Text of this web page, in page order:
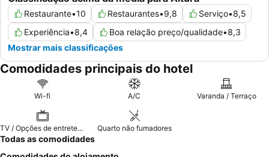
Restaurante•10 Restaurantes•9,8 Serviço•8,5
Experiência•8,4 Boa relação preço/qualidade•8,3
Mostrar mais classificações
Comodidades principais do hotel
Wi-fi A/C Varanda / Terraço
TV / Opções de entretenimento Quarto não fumadores
Todas as comodidades